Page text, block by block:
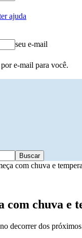
ajuda
seu e-mail
e-mail para você.
com chuva e
com chuva e
decorrer dos